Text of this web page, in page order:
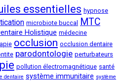
essentielles hypnose
microbiote buccal MTC
Holistique médecine
occlusion occlusion dentaire
parodontologie perturbateurs
pollution électromagnétique santé
dentaire système immunitaire système